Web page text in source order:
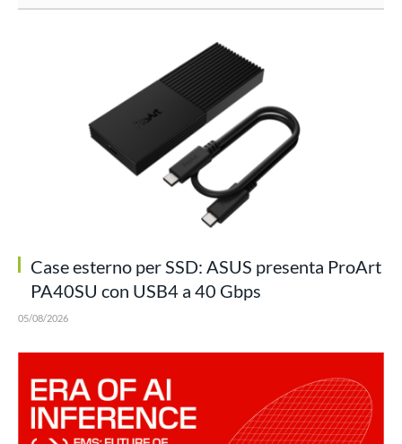
Case esterno per SSD: ASUS presenta ProArt
PA40SU con USB4 a 40 Gbps
05/08/2026